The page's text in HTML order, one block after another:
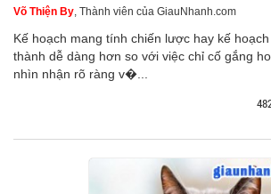
Võ Thiện By, Thành viên của GiauNhanh.com
Kế hoạch mang tính chiến lược hay kế
thành dễ dàng hơn so với việc chỉ cố gắng
nhìn nhận rõ ràng v�...